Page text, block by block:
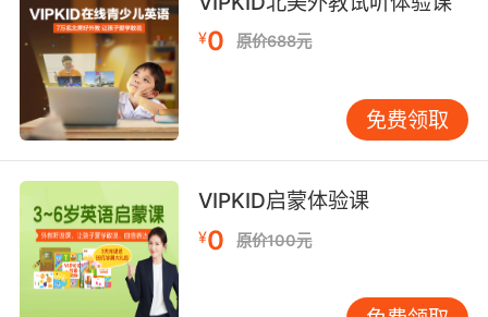
"the blossoms were kissed by the soft rain"
【kiss相关词】
kisser n. 接吻的人;
【kiss相关词条】
French kiss 法国式接吻（舌伸入对方口中的接吻
方式）;
kiss spot 悬池白斑;
kiss core 舂入侧型芯，预埋型芯;
kiss printing 适压印刷;
kiss-curl n. 刘海儿，垂在额前的鬈发;
¥0 原价688元
免费领取
VIPKID启蒙体验课
¥0 原价100元